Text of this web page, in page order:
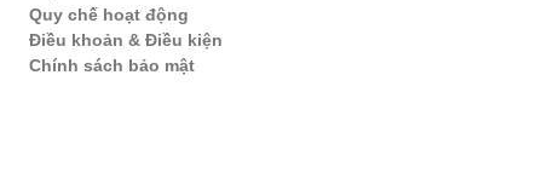
Quy chế hoạt động
Điều khoản & Điều kiện
Chính sách bảo mật